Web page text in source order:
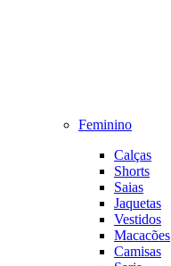
Feminino
Calças
Shorts
Saias
Jaquetas
Vestidos
Macacões
Camisas